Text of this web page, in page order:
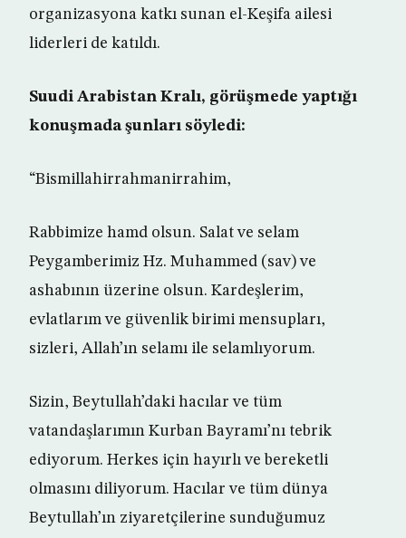
organizasyona katkı sunan el-Keşifa ailesi
liderleri de katıldı.
Suudi Arabistan Kralı, görüşmede yaptığı
konuşmada şunları söyledi:
“Bismillahirrahmanirrahim,
Rabbimize hamd olsun. Salat ve selam
Peygamberimiz Hz. Muhammed (sav) ve
ashabının üzerine olsun. Kardeşlerim,
evlatlarım ve güvenlik birimi mensupları,
sizleri, Allah’ın selamı ile selamlıyorum.
Sizin, Beytullah’daki hacılar ve tüm
vatandaşlarımın Kurban Bayramı’nı tebrik
ediyorum. Herkes için hayırlı ve bereketli
olmasını diliyorum. Hacılar ve tüm dünya
Beytullah’ın ziyaretçilerine sunduğumuz